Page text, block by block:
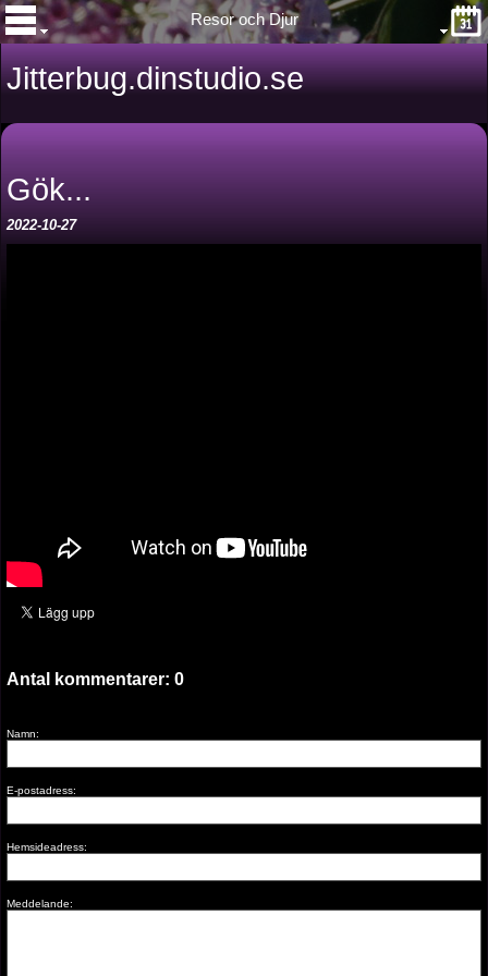
Jitterbug.dinstudio.se
Resor och Djur
Gök...
2022-10-27
Antal kommentarer: 0
Namn:
E-postadress:
Hemsideadress:
Meddelande: